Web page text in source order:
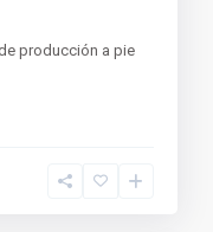
producción a pie